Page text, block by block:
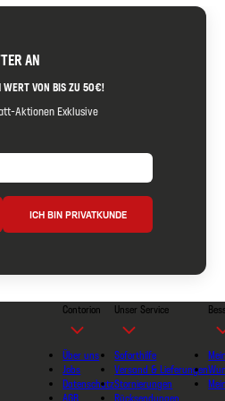
AN
WERT VON BIS ZU 50€!
Aktionen Exklusive
ICH BIN PRIVATKUNDE
Contorion
Über uns
Jobs
Datenschutz
AGB
Unser Service
Soforthilfe
Versand & Lieferungen
Stornierungen
Rücksendungen